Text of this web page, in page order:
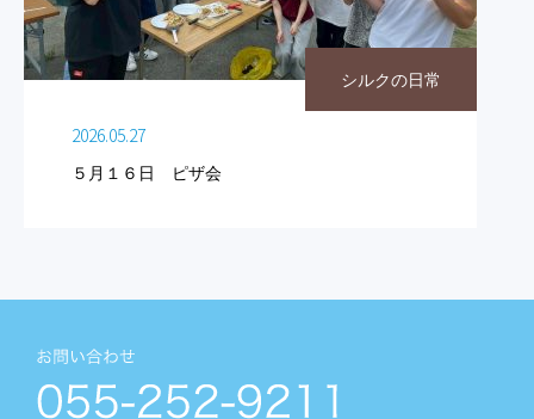
シルクの日常
2026.05.27
５月１６日 ピザ会